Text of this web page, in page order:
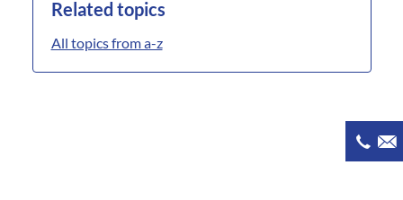
Related topics
All topics from a-z